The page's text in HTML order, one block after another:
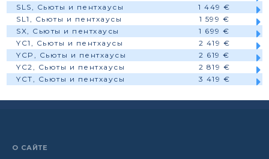
SLS, Сьюты и пентхаусы
1 449 €
SL1, Сьюты и пентхаусы
1 599 €
SX, Сьюты и пентхаусы
1 699 €
YC1, Сьюты и пентхаусы
2 419 €
YCP, Сьюты и пентхаусы
2 619 €
YC2, Сьюты и пентхаусы
2 819 €
YCT, Сьюты и пентхаусы
3 419 €
О САЙТЕ